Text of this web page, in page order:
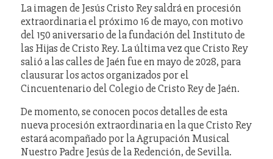
La imagen de Jesús Cristo Rey saldrá en procesión
extraordinaria el próximo 16 de mayo, con motivo
del 150 aniversario de la fundación del Instituto de
las Hijas de Cristo Rey. La última vez que Cristo Rey
salió a las calles de Jaén fue en mayo de 2028, para
clausurar los actos organizados por el
Cincuentenario del Colegio de Cristo Rey de Jaén.
De momento, se conocen pocos detalles de esta
nueva procesión extraordinaria en la que Cristo Rey
estará acompañado por la Agrupación Musical
Nuestro Padre Jesús de la Redención, de Sevilla.